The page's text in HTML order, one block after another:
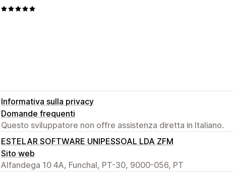
Informativa sulla privacy
Domande frequenti
Questo sviluppatore non offre assistenza diretta in Italiano.
ESTELAR SOFTWARE UNIPESSOAL LDA ZFM
Sito web
Alfandega 10 4A, Funchal, PT-30, 9000-056, PT